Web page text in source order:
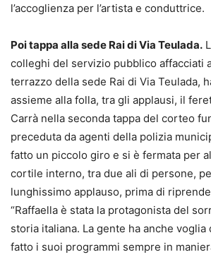
l’accoglienza per l’artista e conduttrice.
Poi tappa alla sede Rai di Via Teulada.
colleghi del servizio pubblico affacciati
terrazzo della sede Rai di Via Teulada,
assieme alla folla, tra gli applausi, il
Carrà nella seconda tappa del corteo
preceduta da agenti della polizia
fatto un piccolo giro e si è fermata per
cortile interno, tra due ali di persone,
lunghissimo applauso, prima di
“Raffaella è stata la protagonista del
storia italiana. La gente ha anche
fatto i suoi programmi sempre in